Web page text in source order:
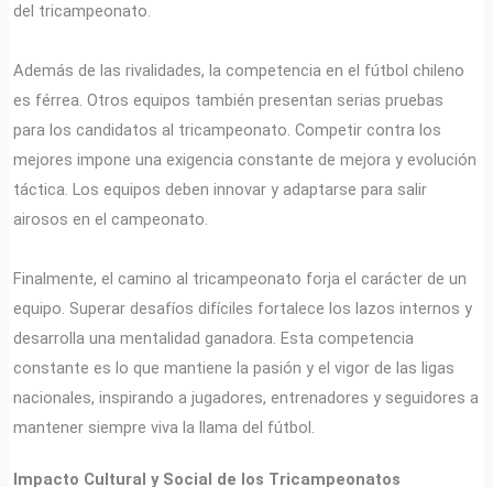
del tricampeonato.
Además de las rivalidades, la competencia en el fútbol chileno
es férrea. Otros equipos también presentan serias pruebas
para los candidatos al tricampeonato. Competir contra los
mejores impone una exigencia constante de mejora y evolución
táctica. Los equipos deben innovar y adaptarse para salir
airosos en el campeonato.
Finalmente, el camino al tricampeonato forja el carácter de un
equipo. Superar desafíos difíciles fortalece los lazos internos y
desarrolla una mentalidad ganadora. Esta competencia
constante es lo que mantiene la pasión y el vigor de las ligas
nacionales, inspirando a jugadores, entrenadores y seguidores a
mantener siempre viva la llama del fútbol.
Impacto Cultural y Social de los Tricampeonatos